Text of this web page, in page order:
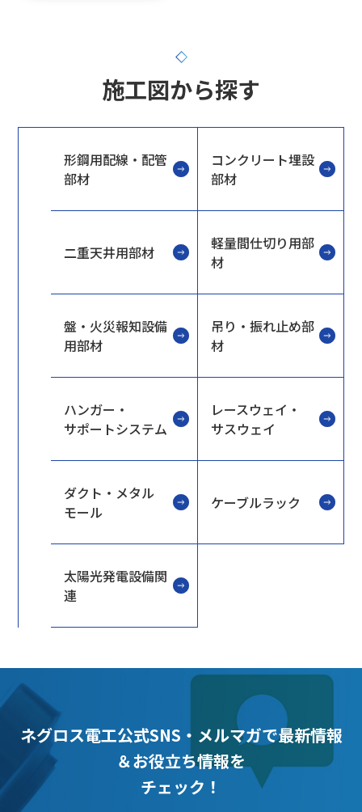
施工図から探す
形鋼用配線・配管
部材
コンクリート埋設
部材
二重天井用部材
軽量間仕切り用部
材
盤・火災報知設備
用部材
吊り・振れ止め部
材
ハンガー・
サポートシステム
レースウェイ・
サスウェイ
ダクト・メタル
モール
ケーブルラック
太陽光発電設備関
連
ネグロス電工公式SNS・メルマガで最新情報
＆お役立ち情報を
チェック！